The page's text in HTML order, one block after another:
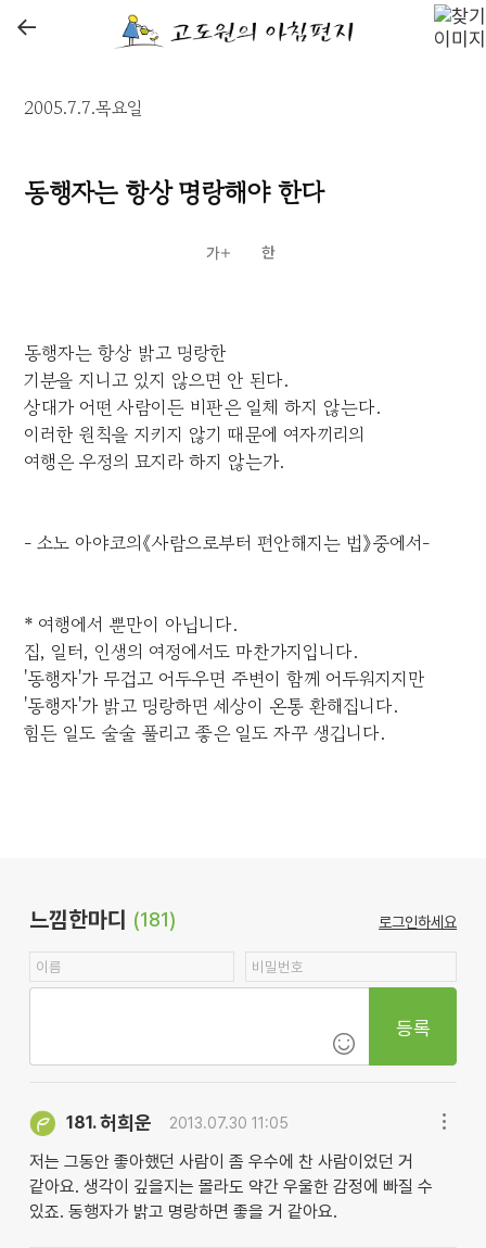
←
2005.7.7.목요일
동행자는 항상 명랑해야 한다
동행자는 항상 밝고 명랑한
기분을 지니고 있지 않으면 안 된다.
상대가 어떤 사람이든 비판은 일체 하지 않는다.
이러한 원칙을 지키지 않기 때문에 여자끼리의
여행은 우정의 묘지라 하지 않는가.
- 소노 아야코의《사람으로부터 편안해지는 법》중에서-
* 여행에서 뿐만이 아닙니다.
집, 일터, 인생의 여정에서도 마찬가지입니다.
'동행자'가 무겁고 어두우면 주변이 함께 어두워지지만
'동행자'가 밝고 명랑하면 세상이 온통 환해집니다.
힘든 일도 술술 풀리고 좋은 일도 자꾸 생깁니다.
느낌한마디 (181) 로그인하세요
등록
181.허희운 2013.07.30 11:05
저는 그동안 좋아했던 사람이 좀 우수에 찬 사람이었던 거
같아요. 생각이 깊을지는 몰라도 약간 우울한 감정에 빠질 수
있죠. 동행자가 밝고 명랑하면 좋을 거 같아요.